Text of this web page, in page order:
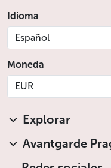
Idioma
Español
Moneda
EUR
Explorar
Avantgarde